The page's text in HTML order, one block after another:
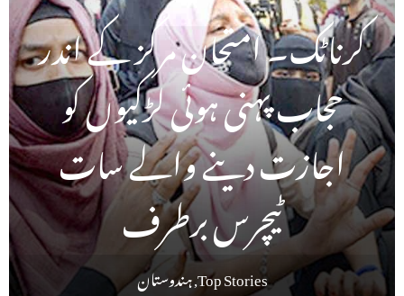
کرناٹک۔ امتحان مرکز کے اندر
حجاب پہنی ہوئی لڑکیوں کو
اجازت دینے والے سات
ٹیچرس برطرف
Top Stories
,ہندوستان